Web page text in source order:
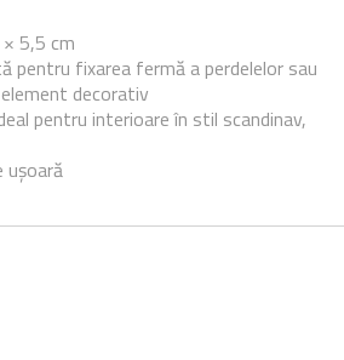
5,5 cm
pentru fixarea fermă a perdelelor sau
decorativ
pentru interioare în stil scandinav,